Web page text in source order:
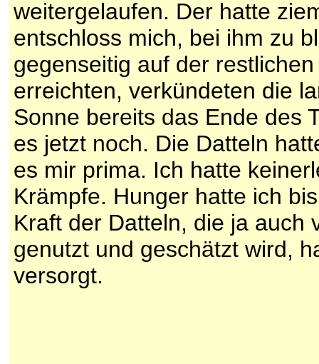
weitergelaufen. Der hatte
entschloss mich, bei ihm zu
gegenseitig auf der
erreichten, verkündeten die
Sonne bereits das Ende des
es jetzt noch. Die Datteln
es mir prima. Ich hatte
Krämpfe. Hunger hatte ich
Kraft der Datteln, die ja auch
genutzt und geschätzt wird,
versorgt.